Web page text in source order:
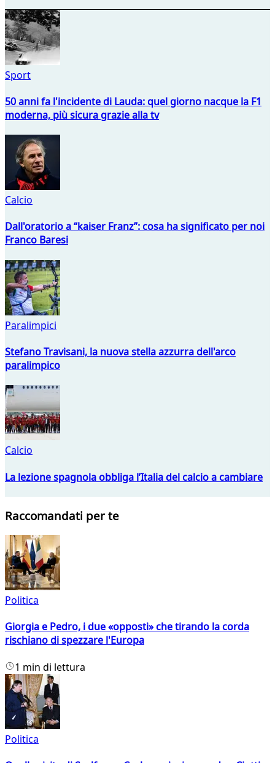
Sport
50 anni fa l'incidente di Lauda: quel giorno nacque la F1
moderna, più sicura grazie alla tv
Calcio
Dall'oratorio a “kaiser Franz”: cosa ha significato per noi
Franco Baresi
Paralimpici
Stefano Travisani, la nuova stella azzurra dell'arco
paralimpico
Calcio
La lezione spagnola obbliga l’Italia del calcio a cambiare
Raccomandati per te
Politica
Giorgia e Pedro, i due «opposti» che tirando la corda
rischiano di spezzare l'Europa
1 min di lettura
Politica